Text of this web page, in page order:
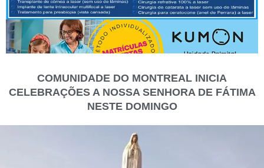
COMUNIDADE DO MONTREAL INICIA
CELEBRAÇÕES A NOSSA SENHORA DE FÁTIMA
NESTE DOMINGO